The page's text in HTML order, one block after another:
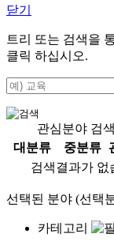
닫기
트리 또는 검색을
클릭 하십시오.
관심분야 검
대분류
중분류
검색결과가 없
선택된 분야 (선택
카테고리